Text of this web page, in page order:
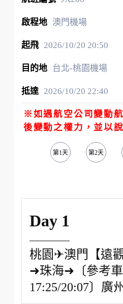
澳門機場
2026/10/20 20:50
台北-桃園機場
2026/10/20 22:40
※如遇航空公司變動
後變動之權力，並以
第1天 第2天
Day 1
桃園✈澳門【遠
➜珠海➜〔參考車
17:25/20:07〕廣